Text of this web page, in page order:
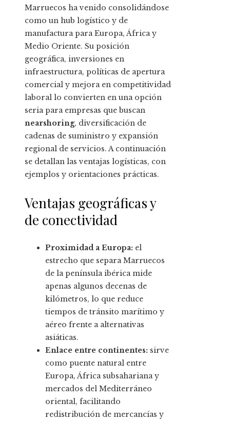
Marruecos ha venido consolidándose
como un hub logístico y de
manufactura para Europa, África y
Medio Oriente. Su posición
geográfica, inversiones en
infraestructura, políticas de apertura
comercial y mejora en competitividad
laboral lo convierten en una opción
seria para empresas que buscan
nearshoring, diversificación de
cadenas de suministro y expansión
regional de servicios. A continuación
se detallan las ventajas logísticas, con
ejemplos y orientaciones prácticas.
Ventajas geográficas y
de conectividad
Proximidad a Europa: el
estrecho que separa Marruecos
de la península ibérica mide
apenas algunos decenas de
kilómetros, lo que reduce
tiempos de tránsito marítimo y
aéreo frente a alternativas
asiáticas.
Enlace entre continentes: sirve
como puente natural entre
Europa, África subsahariana y
mercados del Mediterráneo
oriental, facilitando
redistribución de mercancías y